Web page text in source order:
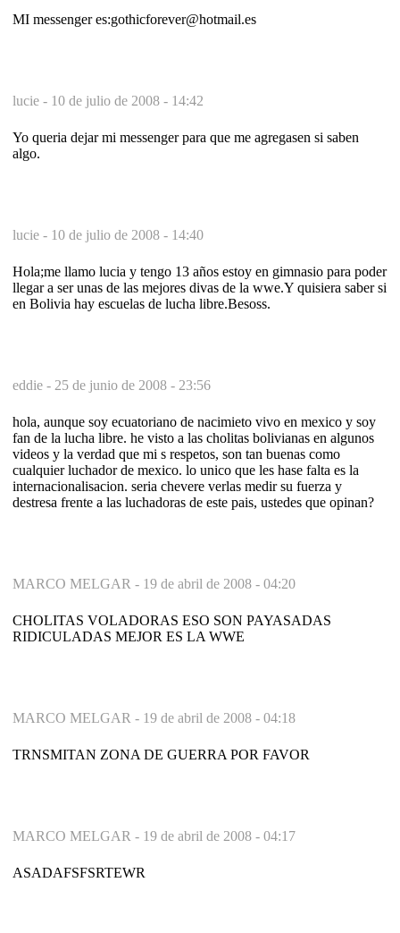
MI messenger es:gothicforever@hotmail.es
lucie - 10 de julio de 2008 - 14:42
Yo queria dejar mi messenger para que me agregasen si saben
algo.
lucie - 10 de julio de 2008 - 14:40
Hola;me llamo lucia y tengo 13 años estoy en gimnasio para poder
llegar a ser unas de las mejores divas de la wwe.Y quisiera saber si
en Bolivia hay escuelas de lucha libre.Besoss.
eddie - 25 de junio de 2008 - 23:56
hola, aunque soy ecuatoriano de nacimieto vivo en mexico y soy
fan de la lucha libre. he visto a las cholitas bolivianas en algunos
videos y la verdad que mi s respetos, son tan buenas como
cualquier luchador de mexico. lo unico que les hase falta es la
internacionalisacion. seria chevere verlas medir su fuerza y
destresa frente a las luchadoras de este pais, ustedes que opinan?
MARCO MELGAR - 19 de abril de 2008 - 04:20
CHOLITAS VOLADORAS ESO SON PAYASADAS
RIDICULADAS MEJOR ES LA WWE
MARCO MELGAR - 19 de abril de 2008 - 04:18
TRNSMITAN ZONA DE GUERRA POR FAVOR
MARCO MELGAR - 19 de abril de 2008 - 04:17
ASADAFSFSRTEWR